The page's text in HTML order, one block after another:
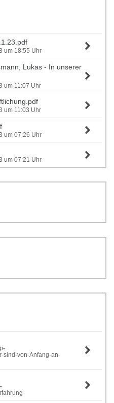
um 18:55 Uhr
Lukas - In unserer
um 11:07 Uhr
um 11:03 Uhr
um 07:26 Uhr
um 07:21 Uhr
sind-von-Anfang-an-